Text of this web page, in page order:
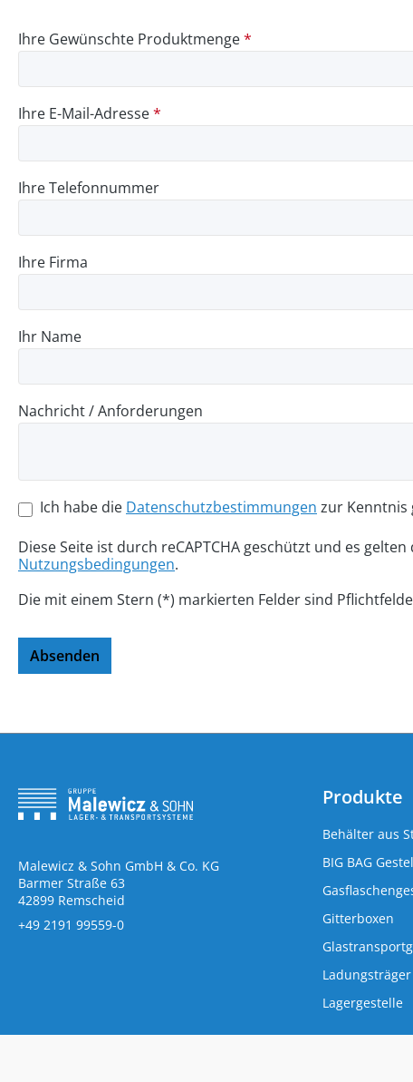
Ihre Gewünschte Produktmenge*
Ihre E-Mail-Adresse*
Ihre Telefonnummer
Ihre Firma
Ihr Name
Nachricht / Anforderungen
Ich habe die Datenschutzbestimmungen zur Kenntnis
Diese Seite ist durch reCAPTCHA geschützt und es gelten
Nutzungsbedingungen.
Die mit einem Stern (*) markierten Felder sind
Absenden
Malewicz & Sohn GmbH & Co. KG
Barmer Straße 63
42899 Remscheid
+49 2191 99559-0
Produkte
Behälter aus
BIG BAG
Gitterboxen
Lagergestelle